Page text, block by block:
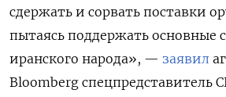
сдержать и сорвать поставки
пытаясь поддержать основные
иранского народа», — заявил
Bloomberg спецпредставитель